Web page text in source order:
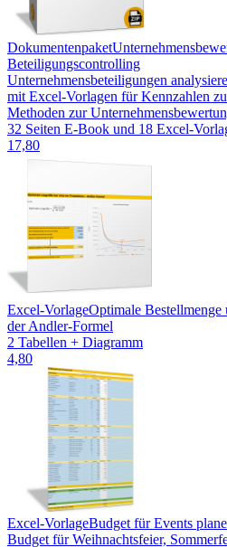
Dokumentenpaket
Beteiligungscontrolling
Unternehmensbeteiligungen
mit Excel-Vorlagen für Kennzahlen
Methoden zur
32 Seiten E-Book und 18 Excel-
17,80
Excel-VorlageOptimale Bestellmenge
der Andler-Formel
2 Tabellen + Diagramm
4,80
Excel-VorlageBudget für Events
Budget für Weihnachtsfeier,